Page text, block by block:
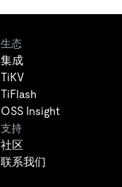
生态
集成
TiKV
TiFlash
OSS Insight
支持
社区
联系我们